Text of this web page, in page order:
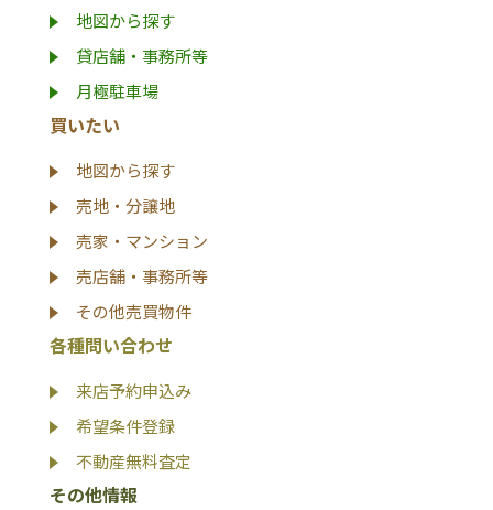
地図から探す
貸店舗・事務所等
月極駐車場
買いたい
地図から探す
売地・分譲地
売家・マンション
売店舗・事務所等
その他売買物件
各種問い合わせ
来店予約申込み
希望条件登録
不動産無料査定
その他情報